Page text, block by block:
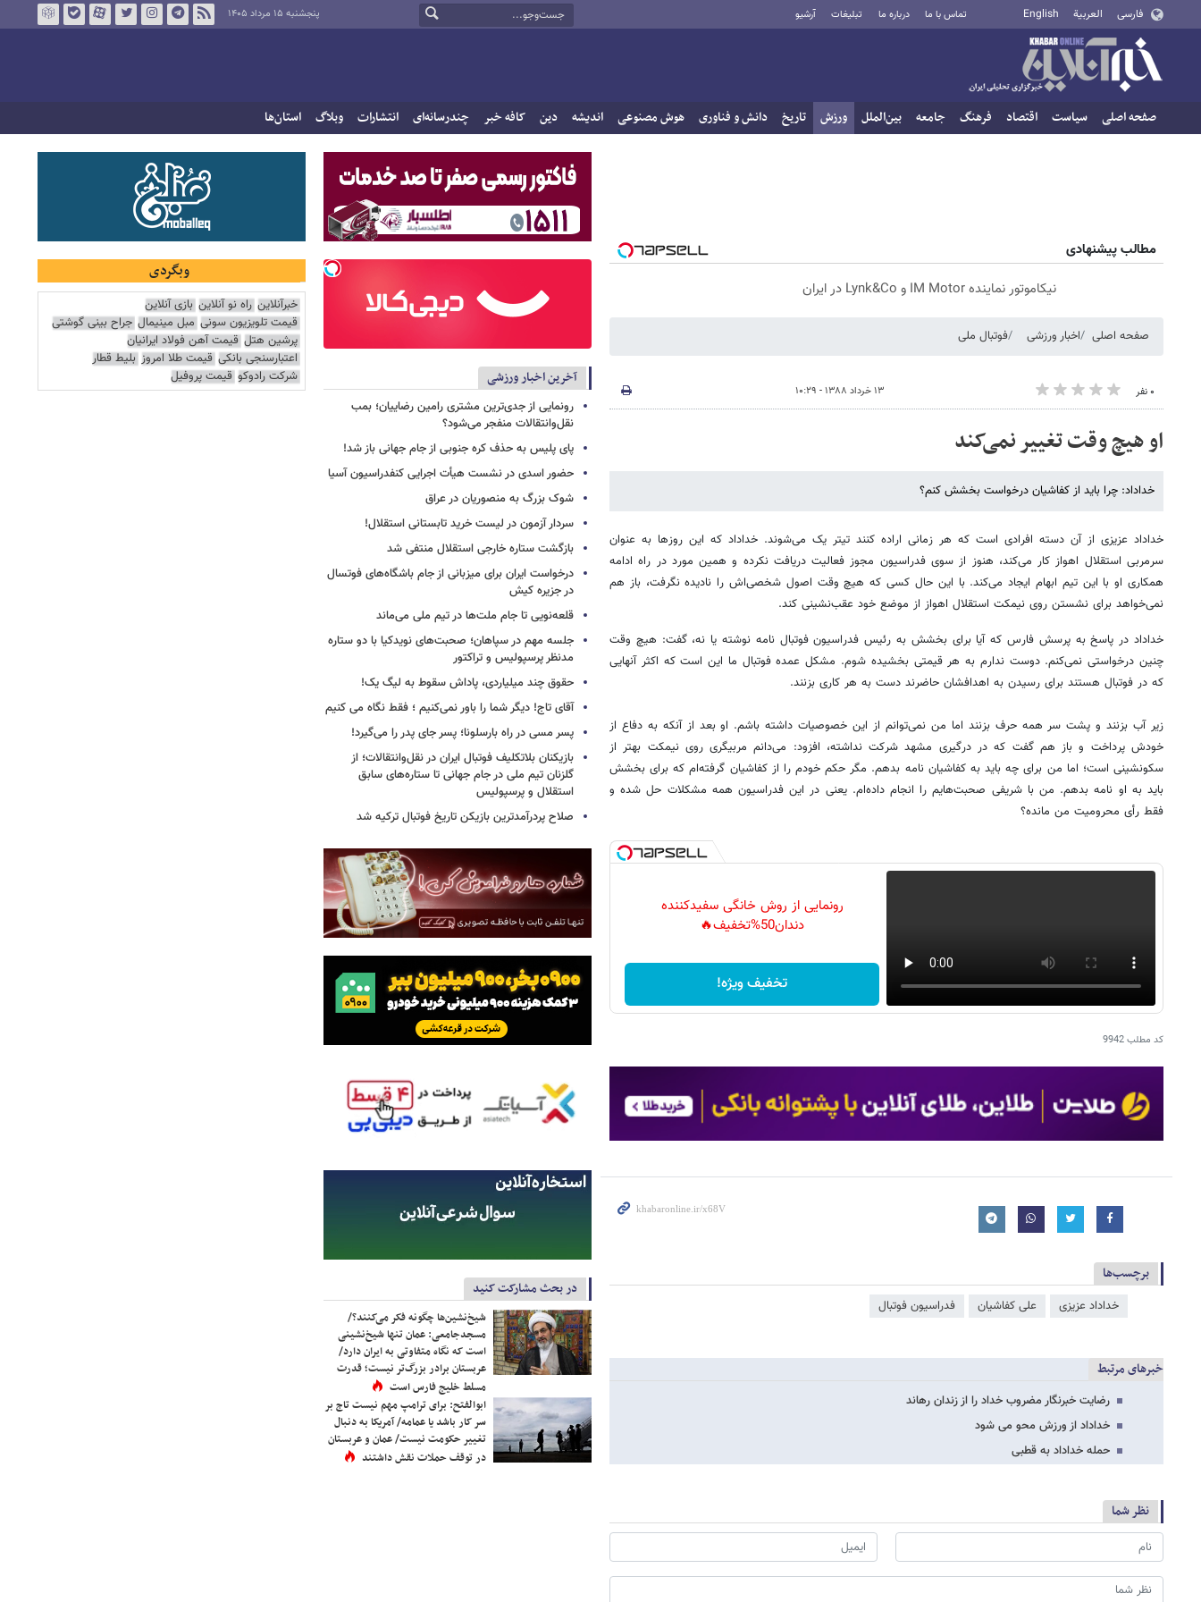
فارسی العربية English تماس با ما درباره ما تبلیغات آرشیو پنجشنبه ۱۵ مرداد ۱۴۰۵
صفحه اصلی سیاست اقتصاد فرهنگ جامعه بین‌الملل ورزش تاریخ دانش و فناوری هوش مصنوعی اندیشه دین کافه خبر چندرسانه‌ای انتشارات وبلاگ استان‌ها
مطالب پیشنهادی
نیکاموتور نماینده IM Motor و Lynk&Co در ایران
صفحه اصلی اخبار ورزشی فوتبال ملی
۰ نفر ۱۳ خرداد ۱۳۸۸ - ۱۰:۲۹
او هیچ وقت تغییر نمی‌کند
خداداد: چرا باید از کفاشیان درخواست بخشش کنم؟
خداداد عزیزی از آن دسته افرادی است که هر زمانی اراده کنند تیتر یک می‌شوند. خداداد که این روزها به عنوان
سرمربی استقلال اهواز کار می‌کند، هنوز از سوی فدراسیون مجوز فعالیت دریافت نکرده و همین مورد در راه ادامه
همکاری او با این تیم ابهام ایجاد می‌کند. با این حال کسی که هیچ وقت اصول شخصی‌اش را نادیده نگرفت، باز هم
نمی‌خواهد برای نشستن روی نیمکت استقلال اهواز از موضع خود عقب‌نشینی کند.
خداداد در پاسخ به پرسش فارس که آیا برای بخشش به رئیس فدراسیون فوتبال نامه نوشته یا نه، گفت: هیچ وقت
چنین درخواستی نمی‌کنم. دوست ندارم به هر قیمتی بخشیده شوم. مشکل عمده فوتبال ما این است که اکثر آنهایی
که در فوتبال هستند برای رسیدن به اهدافشان حاضرند دست به هر کاری بزنند.
زیر آب بزنند و پشت سر همه حرف بزنند اما من نمی‌توانم از این خصوصیات داشته باشم. او بعد از آنکه به دفاع از
خودش پرداخت و باز هم گفت که در درگیری مشهد شرکت نداشته، افزود: می‌دانم مربیگری روی نیمکت بهتر از
سکونشینی است؛ اما من برای چه باید به کفاشیان نامه بدهم. مگر حکم خودم را از کفاشیان گرفته‌ام که برای بخشش
باید به او نامه بدهم. من با شریفی صحبت‌هایم را انجام داده‌ام. یعنی در این فدراسیون همه مشکلات حل شده و
فقط رأی محرومیت من مانده؟
رونمایی از روش خانگی سفیدکننده
دندان50%تخفیف🔥
تخفیف ویژه!
کد مطلب9942
برچسب‌ها
خداداد عزیزی علی کفاشیان فدراسیون فوتبال
خبرهای مرتبط
رضایت خبرنگار مضروب خداد را از زندان رهاند
خداداد از ورزش محو می شود
حمله خداداد به قطبی
نظر شما
آخرین اخبار ورزشی
رونمایی از جدی‌ترین مشتری رامین رضاییان؛ بمب
نقل‌وانتقالات منفجر می‌شود؟
پای پلیس به حذف کره جنوبی از جام جهانی باز شد!
حضور اسدی در نشست هیأت اجرایی کنفدراسیون آسیا
شوک بزرگ به منصوریان در عراق
سردار آزمون در لیست خرید تابستانی استقلال!
بازگشت ستاره خارجی استقلال منتفی شد
درخواست ایران برای میزبانی از جام باشگاه‌های فوتسال
در جزیره کیش
قلعه‌نویی تا جام ملت‌ها در تیم ملی می‌ماند
جلسه مهم در سپاهان؛ صحبت‌های نویدکیا با دو ستاره
مدنظر پرسپولیس و تراکتور
حقوق چند میلیاردی، پاداش سقوط به لیگ یک!
آقای تاج! دیگر شما را باور نمی‌کنیم ؛ فقط نگاه می کنیم
پسر مسی در راه بارسلونا؛ پسر جای پدر را می‌گیرد!
بازیکنان بلاتکلیف فوتبال ایران در نقل‌وانتقالات؛ از
گلزنان تیم ملی در جام جهانی تا ستاره‌های سابق
استقلال و پرسپولیس
صلاح پردرآمدترین بازیکن تاریخ فوتبال ترکیه شد
در بحث مشارکت کنید
شیخ‌نشین‌ها چگونه فکر می‌کنند؟/
مسجدجامعی: عمان تنها شیخ‌نشینی
است که نگاه متفاوتی به ایران دارد/
عربستان برادر بزرگ‌تر نیست؛ قدرت
مسلط خلیج فارس است
ابوالفتح: برای ترامپ مهم نیست تاج بر
سر کار باشد یا عمامه/ آمریکا به دنبال
تغییر حکومت نیست/ عمان و عربستان
در توقف حملات نقش داشتند
وبگردی
خبرآنلاین راه نو آنلاین بازی آنلاین
قیمت تلویزیون سونی مبل مینیمال جراح بینی گوشتی
پرشین هتل قیمت آهن فولاد ایرانیان
اعتبارسنجی بانکی قیمت طلا امروز بلیط قطار
شرکت رادوکو قیمت پروفیل